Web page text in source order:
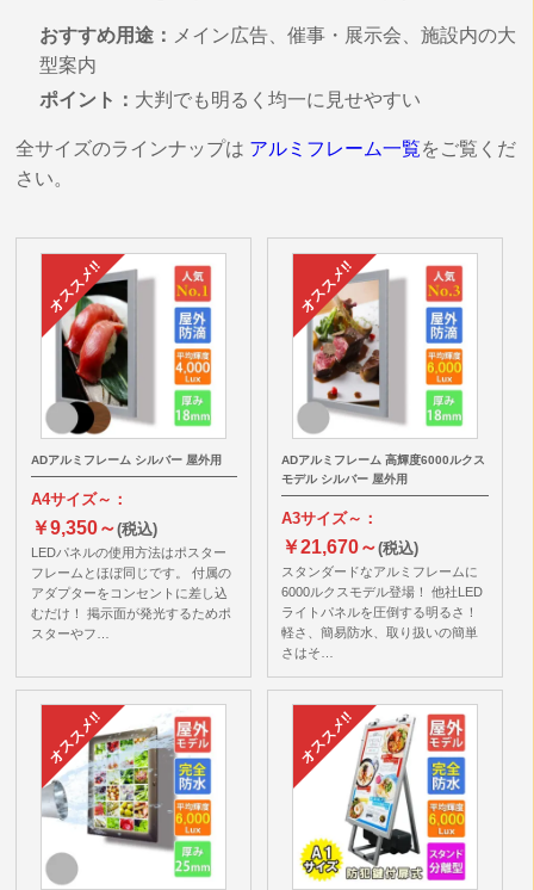
おすすめ用途： メイン広告、催事・展示会、施設内の大
型案内
ポイント： 大判でも明るく均一に見せやすい
全サイズのラインナップは アルミフレーム一覧をご覧くだ
さい。
ADアルミフレーム シルバー 屋外用
A4サイズ～：
￥9,350～(税込)
LEDパネルの使用方法はポスター
フレームとほぼ同じです。 付属の
アダプターをコンセントに差し込
むだけ！ 掲示面が発光するためポ
スターやフ…
ADアルミフレーム 高輝度6000ルクス
モデル シルバー 屋外用
A3サイズ～：
￥21,670～(税込)
スタンダードなアルミフレームに
6000ルクスモデル登場！ 他社LED
ライトパネルを圧倒する明るさ！
軽さ、簡易防水、取り扱いの簡単
さはそ…